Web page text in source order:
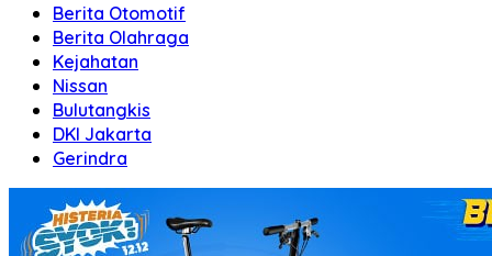
Berita Otomotif
Berita Olahraga
Kejahatan
Nissan
Bulutangkis
DKI Jakarta
Gerindra